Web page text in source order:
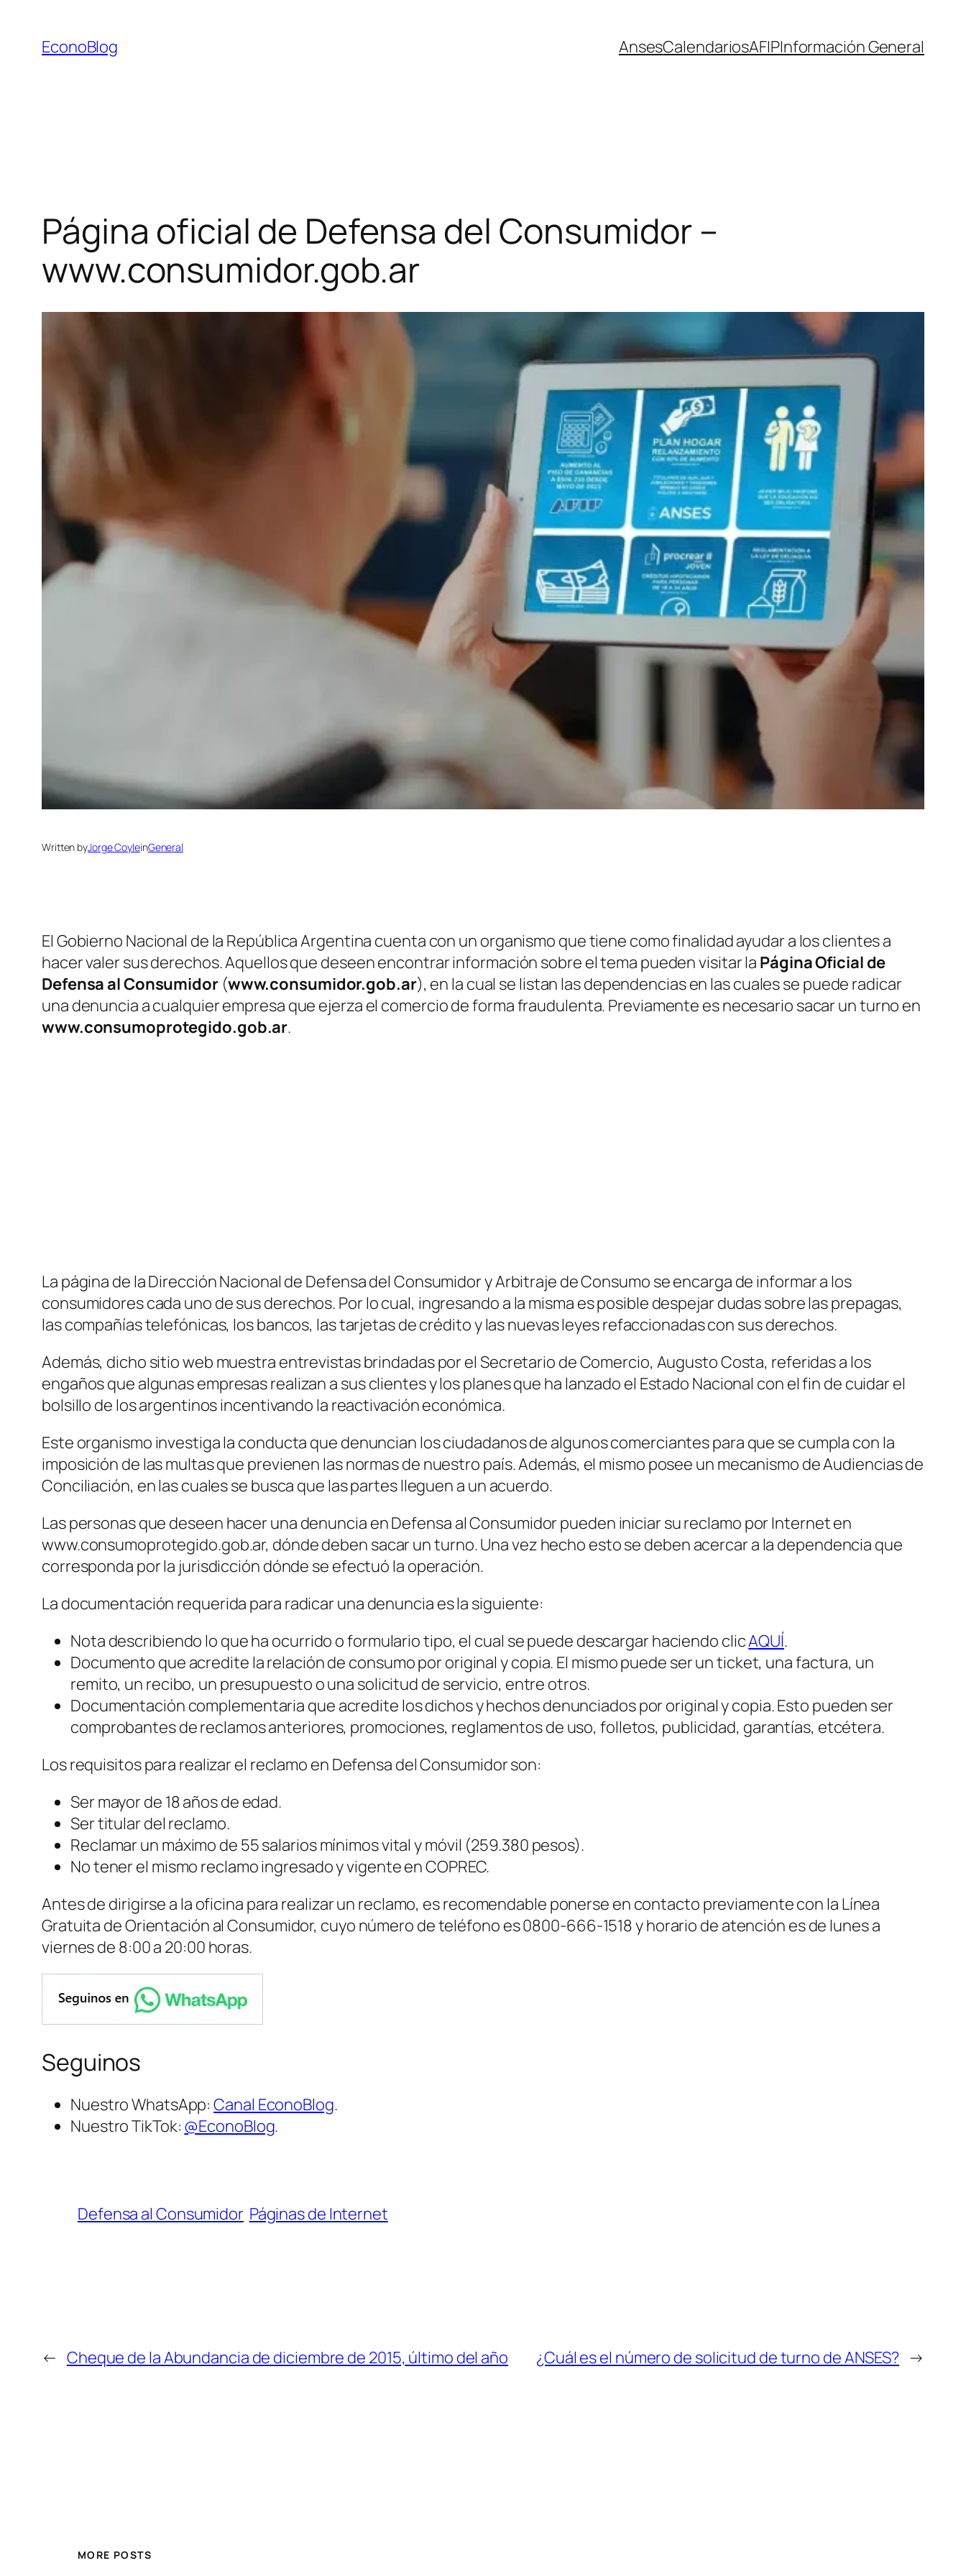
contenido
EconoBlog AnsesCalendariosAFIPInformación General
Página oficial de Defensa del Consumidor –
www.consumidor.gob.ar
Written byJorge CoyleinGeneral
El Gobierno Nacional de la República Argentina cuenta con un organismo que tiene como finalidad ayudar a los clientes a
hacer valer sus derechos. Aquellos que deseen encontrar información sobre el tema pueden visitar la Página Oficial de
Defensa al Consumidor (www.consumidor.gob.ar), en la cual se listan las dependencias en las cuales se puede radicar
una denuncia a cualquier empresa que ejerza el comercio de forma fraudulenta. Previamente es necesario sacar un turno en
www.consumoprotegido.gob.ar.
La página de la Dirección Nacional de Defensa del Consumidor y Arbitraje de Consumo se encarga de informar a los
consumidores cada uno de sus derechos. Por lo cual, ingresando a la misma es posible despejar dudas sobre las prepagas,
las compañías telefónicas, los bancos, las tarjetas de crédito y las nuevas leyes refaccionadas con sus derechos.
Además, dicho sitio web muestra entrevistas brindadas por el Secretario de Comercio, Augusto Costa, referidas a los
engaños que algunas empresas realizan a sus clientes y los planes que ha lanzado el Estado Nacional con el fin de cuidar el
bolsillo de los argentinos incentivando la reactivación económica.
Este organismo investiga la conducta que denuncian los ciudadanos de algunos comerciantes para que se cumpla con la
imposición de las multas que previenen las normas de nuestro país. Además, el mismo posee un mecanismo de Audiencias de
Conciliación, en las cuales se busca que las partes lleguen a un acuerdo.
Las personas que deseen hacer una denuncia en Defensa al Consumidor pueden iniciar su reclamo por Internet en
www.consumoprotegido.gob.ar, dónde deben sacar un turno. Una vez hecho esto se deben acercar a la dependencia que
corresponda por la jurisdicción dónde se efectuó la operación.
La documentación requerida para radicar una denuncia es la siguiente:
Nota describiendo lo que ha ocurrido o formulario tipo, el cual se puede descargar haciendo clicAQUÍ.
Documento que acredite la relación de consumo por original y copia. El mismo puede ser un ticket, una factura, un
remito, un recibo, un presupuesto o una solicitud de servicio, entre otros.
Documentación complementaria que acredite los dichos y hechos denunciados por original y copia. Esto pueden ser
comprobantes de reclamos anteriores, promociones, reglamentos de uso, folletos, publicidad, garantías, etcétera.
Los requisitos para realizar el reclamo en Defensa del Consumidor son:
Ser mayor de 18 años de edad.
Ser titular del reclamo.
Reclamar un máximo de 55 salarios mínimos vital y móvil (259.380 pesos).
No tener el mismo reclamo ingresado y vigente en COPREC.
Antes de dirigirse a la oficina para realizar un reclamo, es recomendable ponerse en contacto previamente con la Línea
Gratuita de Orientación al Consumidor, cuyo número de teléfono es 0800-666-1518 y horario de atención es de lunes a
viernes de 8:00 a 20:00 horas.
Seguinos
Nuestro WhatsApp:Canal EconoBlog.
Nuestro TikTok: @EconoBlog.
Defensa al Consumidor Páginas de Internet
← Cheque de la Abundancia de diciembre de 2015, último del año ¿Cuál es el número de solicitud de turno de ANSES? →
MORE POSTS